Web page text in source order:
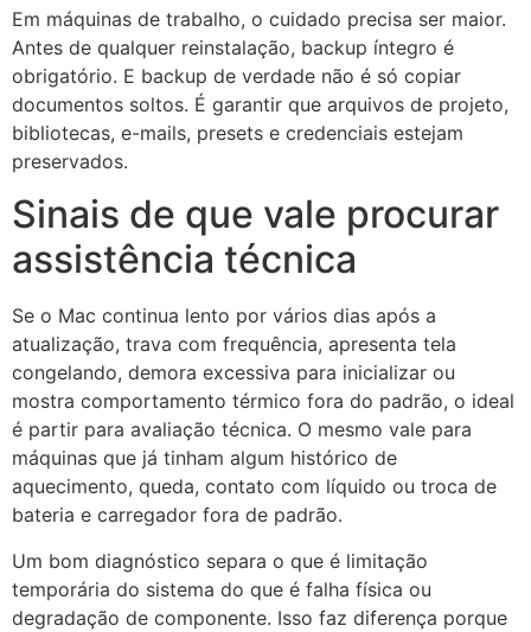
Em máquinas de trabalho, o cuidado precisa ser maior.
Antes de qualquer reinstalação, backup íntegro é
obrigatório. E backup de verdade não é só copiar
documentos soltos. É garantir que arquivos de projeto,
bibliotecas, e-mails, presets e credenciais estejam
preservados.
Sinais de que vale procurar
assistência técnica
Se o Mac continua lento por vários dias após a
atualização, trava com frequência, apresenta tela
congelando, demora excessiva para inicializar ou
mostra comportamento térmico fora do padrão, o ideal
é partir para avaliação técnica. O mesmo vale para
máquinas que já tinham algum histórico de
aquecimento, queda, contato com líquido ou troca de
bateria e carregador fora de padrão.
Um bom diagnóstico separa o que é limitação
temporária do sistema do que é falha física ou
degradação de componente. Isso faz diferença porque